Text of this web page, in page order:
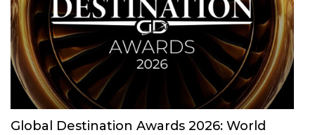
Global Destination Awards 2026: World